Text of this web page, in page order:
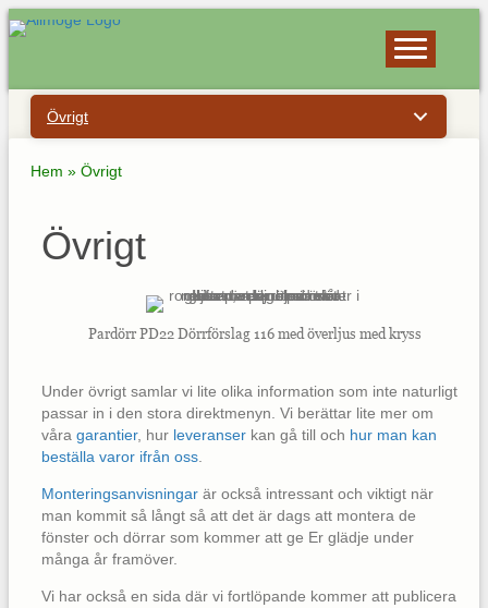
Övrigt
Hem » Övrigt
Övrigt
Under övrigt samlar vi lite olika information som inte naturligt
passar in i den stora direktmenyn. Vi berättar lite mer om
våra garantier, hur leveranser kan gå till och hur man kan
beställa varor ifrån oss
Monteringsanvisningar är också intressant och viktigt när
man kommit så långt så att det är dags att montera de
fönster och dörrar som kommer att ge Er glädje under
många år framöver.
Vi har också en sida där vi fortlöpande kommer att publicera
Pardörr PD22 Dörrförslag 116 med överljus med kryss